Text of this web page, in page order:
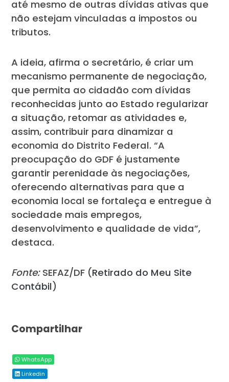
até mesmo de outras dívidas ativas que
não estejam vinculadas a impostos ou
tributos.
A ideia, afirma o secretário, é criar um
mecanismo permanente de negociação,
que permita ao cidadão com dívidas
reconhecidas junto ao Estado regularizar
a situação, retomar as atividades e,
assim, contribuir para dinamizar a
economia do Distrito Federal. “A
preocupação do GDF é justamente
garantir perenidade às negociações,
oferecendo alternativas para que a
economia local se fortaleça e entregue à
sociedade mais empregos,
desenvolvimento e qualidade de vida”,
destaca.
Fonte:SEFAZ/DF (Retirado do Meu Site
Contábil)
Compartilhar
WhatsApp
Linkedin